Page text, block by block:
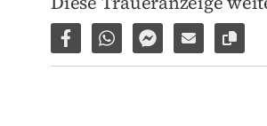
Auf Facebook teilen
Per WhatsApp
Per Facebook
Per E-Mail
Link